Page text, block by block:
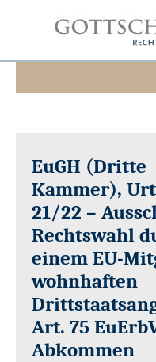
EuGH (Dritte
Kammer),
21/22 –
Rechtswahl
einem EU-
wohnhaften
Art. 75
Abkommen